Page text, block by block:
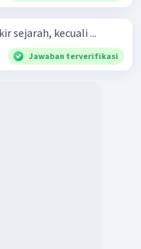
sejarah, kecuali ...
Jawaban terverifikasi